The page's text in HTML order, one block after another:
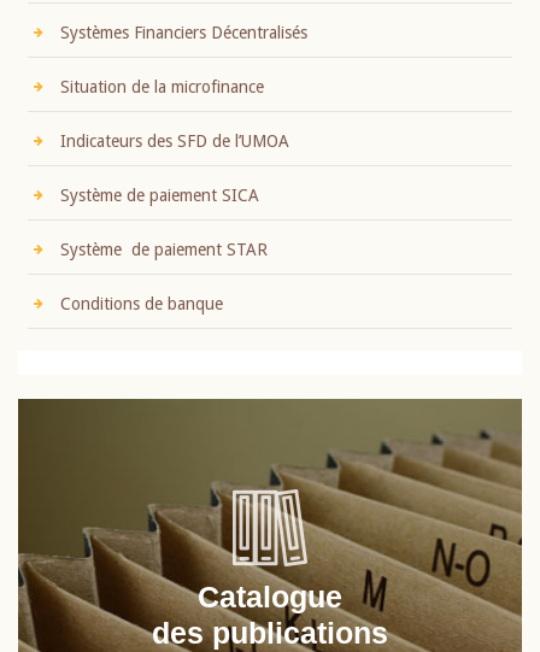
Systèmes Financiers Décentralisés
Situation de la microfinance
Indicateurs des SFD de l’UMOA
Système de paiement SICA
Système de paiement STAR
Conditions de banque
Catalogue
des publications